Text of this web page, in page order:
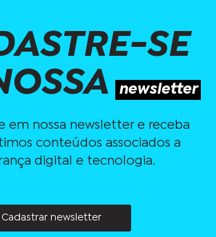
SE
newsletter
em nossa newsletter e receba
conteúdos associados a
digital e tecnologia.
Cadastrar newsletter